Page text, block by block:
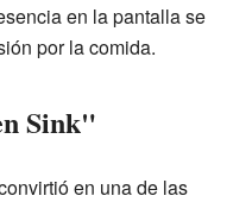
en la pantalla se
por la comida.
Sink"
en una de las